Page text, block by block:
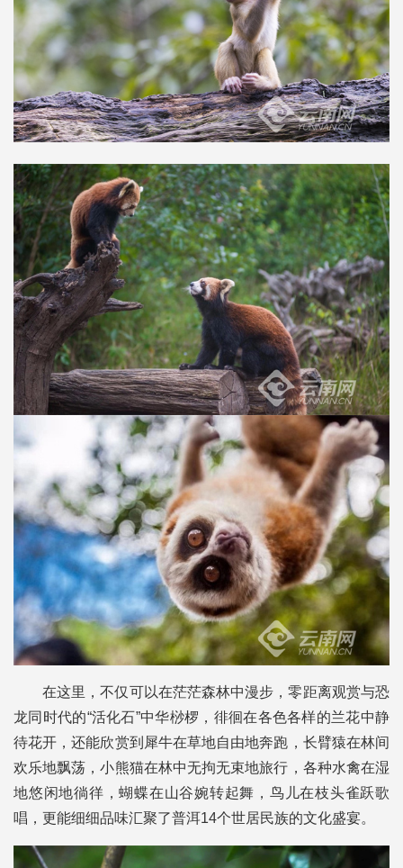
在这里，不仅可以在茫茫森林中漫步，零距离观赏与恐
龙同时代的“活化石”中华桫椤，徘徊在各色各样的兰花中静
待花开，还能欣赏到犀牛在草地自由地奔跑，长臂猿在林间
欢乐地飘荡，小熊猫在林中无拘无束地旅行，各种水禽在湿
地悠闲地徜徉，蝴蝶在山谷婉转起舞，鸟儿在枝头雀跃歌
唱，更能细细品味汇聚了普洱14个世居民族的文化盛宴。